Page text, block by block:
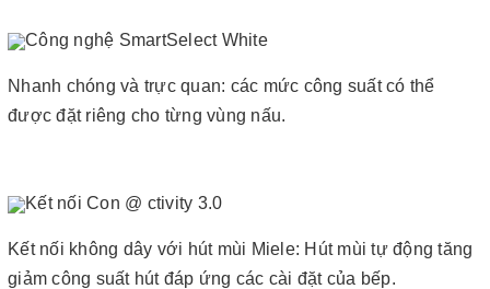
Công nghệ SmartSelect White
Nhanh chóng và trực quan: các mức công suất có thể
được đặt riêng cho từng vùng nấu.
Kết nối Con @ ctivity 3.0
Kết nối không dây với hút mùi Miele: Hút mùi tự động tăng
giảm công suất hút đáp ứng các cài đặt của bếp.